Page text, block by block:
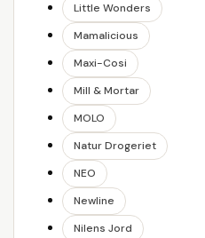
Little Wonders
Mamalicious
Maxi-Cosi
Mill & Mortar
MOLO
Natur Drogeriet
NEO
Newline
Nilens Jord